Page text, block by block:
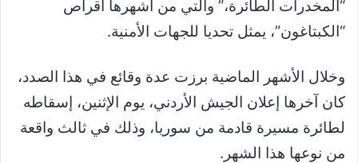
“المخدرات الطائرة،” والتي من أشهرها أقراص
“الكبتاغون”، يمثل تحديا للجهات الأمنية.
وخلال الأشهر الماضية برزت عدة وقائع في هذا الصدد،
كان آخرها إعلان الجيش الأردني، يوم الإثنين، إسقاطه
لطائرة مسيرة قادمة من سوريا، وذلك في ثالث واقعة
من نوعها هذا الشهر.